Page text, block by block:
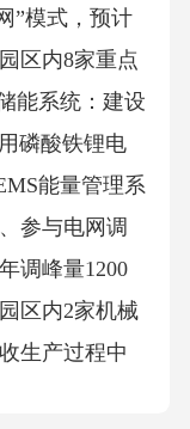
”模式，预计
区内8家重点
能系统：建设
磷酸铁锂电
能量管理系
参与电网调
调峰量1200
区内2家机械
生产过程中